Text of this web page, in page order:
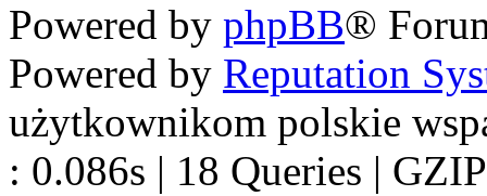
Powered by phpBB®
Powered by Reputation
użytkownikom polskie
: 0.086s | 18 Queries |